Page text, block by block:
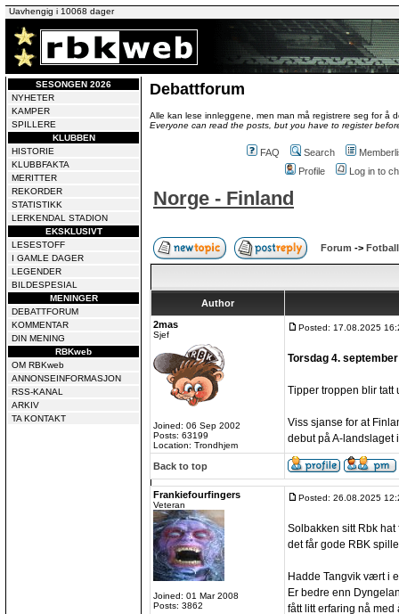
Uavhengig i 10068 dager
SESONGEN 2026
NYHETER
KAMPER
SPILLERE
KLUBBEN
HISTORIE
KLUBBFAKTA
MERITTER
REKORDER
STATISTIKK
LERKENDAL STADION
EKSKLUSIVT
LESESTOFF
I GAMLE DAGER
LEGENDER
BILDESPESIAL
MENINGER
DEBATTFORUM
KOMMENTAR
DIN MENING
RBKweb
OM RBKweb
ANNONSEINFORMASJON
RSS-KANAL
ARKIV
TA KONTAKT
Debattforum
Alle kan lese innleggene, men man må registrere seg for å
Everyone can read the posts, but you have to register
FAQ Search
Profile
Log in to
Norge - Finland
Forum ->
Author
2mas
Sjef
Joined: 06 Sep 2002
Posts: 63199
Location: Trondhjem
Posted: 17.08.2025
Torsdag 4.
Tipper troppen blir tatt
Viss sjanse for at
debut på A-landslaget
Back to top
Frankiefourfingers
Veteran
Joined: 01 Mar 2008
Posts: 3862
Posted: 26.08.2025
Solbakken sitt Rbk
det får gode RBK
Hadde Tangvik vært i
Er bedre enn
fått litt erfaring nå med